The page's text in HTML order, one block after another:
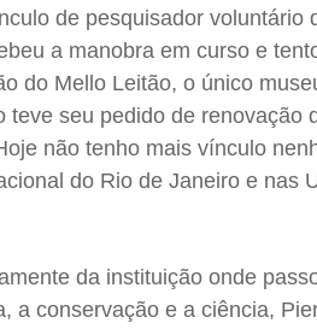
de pesquisador voluntário
a manobra em curso e
do Mello Leitão, o único
teve seu pedido de renovação
não tenho mais vínculo
do Rio de Janeiro e nas
da instituição onde
a conservação e a ciência,